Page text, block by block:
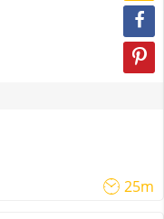
25m